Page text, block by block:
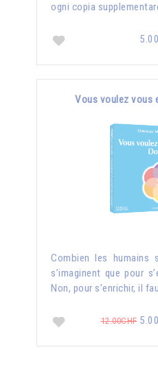
ogni copia
Vous voulez vous
Combien les humains
s’imaginent que pour
Non, pour s’enrichir, il
12.00CHF